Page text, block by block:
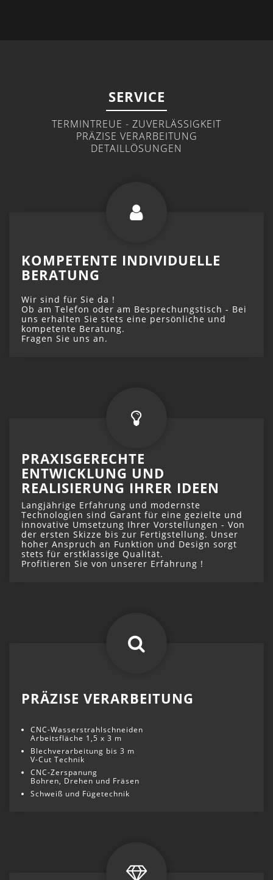
SERVICE
TERMINTREUE - ZUVERLÄSSIGKEIT
PRÄZISE VERARBEITUNG
DETAILLÖSUNGEN
KOMPETENTE INDIVIDUELLE
BERATUNG
Wir sind für Sie da !
Ob am Telefon oder am Besprechungstisch - Bei
uns erhalten Sie stets eine persönliche und
kompetente Beratung.
Fragen Sie uns an.
PRAXISGERECHTE
ENTWICKLUNG UND
REALISIERUNG IHRER IDEEN
Langjährige Erfahrung und modernste
Technologien sind Garant für eine gezielte und
innovative Umsetzung Ihrer Vorstellungen - Von
der ersten Skizze bis zur Fertigstellung. Unser
hoher Anspruch an Funktion und Design sorgt
stets für erstklassige Qualität.
Profitieren Sie von unserer Erfahrung !
PRÄZISE VERARBEITUNG
CNC-Wasserstrahlschneiden
Arbeitsfläche 1,5 x 3 m
Blechverarbeitung bis 3 m
V-Cut Technik
CNC-Zerspanung
Bohren, Drehen und Fräsen
Schweiß und Fügetechnik